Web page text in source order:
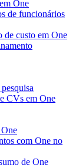
One
de funcionários
de custo em One
CVs em One
com One no
de One